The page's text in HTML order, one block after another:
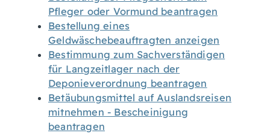
Pfleger oder Vormund beantragen
Bestellung eines
Geldwäschebeauftragten anzeigen
Bestimmung zum Sachverständigen
für Langzeitlager nach der
Deponieverordnung beantragen
Betäubungsmittel auf Auslandsreisen
mitnehmen - Bescheinigung
beantragen